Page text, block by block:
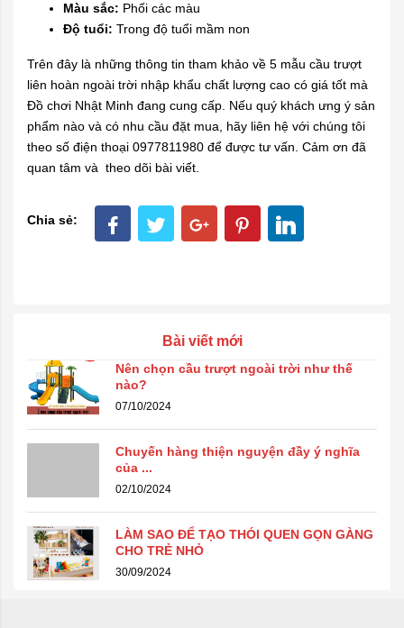
Màu sắc: Phối các màu
Độ tuổi: Trong độ tuổi mầm non
Trên đây là những thông tin tham khảo về 5 mẫu cầu trượt
liên hoàn ngoài trời nhập khẩu chất lượng cao có giá tốt mà
Đồ chơi Nhật Minh đang cung cấp. Nếu quý khách ưng ý sản
phẩm nào và có nhu cầu đặt mua, hãy liên hệ với chúng tôi
theo số điện thoại 0977811980 để được tư vấn. Cảm ơn đã
quan tâm và theo dõi bài viết.
Chia sẻ:
Bài viết mới
Nên chọn cầu trượt ngoài trời như thế
nào?
07/10/2024
Chuyến hàng thiện nguyện đầy ý nghĩa
của ...
02/10/2024
LÀM SAO ĐỂ TẠO THÓI QUEN GỌN GÀNG
CHO TRẺ NHỎ
30/09/2024